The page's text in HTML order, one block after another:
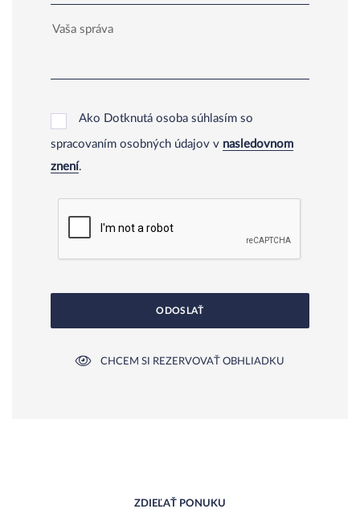
Ako Dotknutá osoba súhlasím so
spracovaním osobných údajov v nasledovnom
znení.
ODOSLAŤ
CHCEM SI REZERVOVAŤ OBHLIADKU
ZDIEĽAŤ PONUKU